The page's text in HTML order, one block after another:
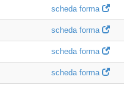
scheda forma
scheda forma
scheda forma
scheda forma